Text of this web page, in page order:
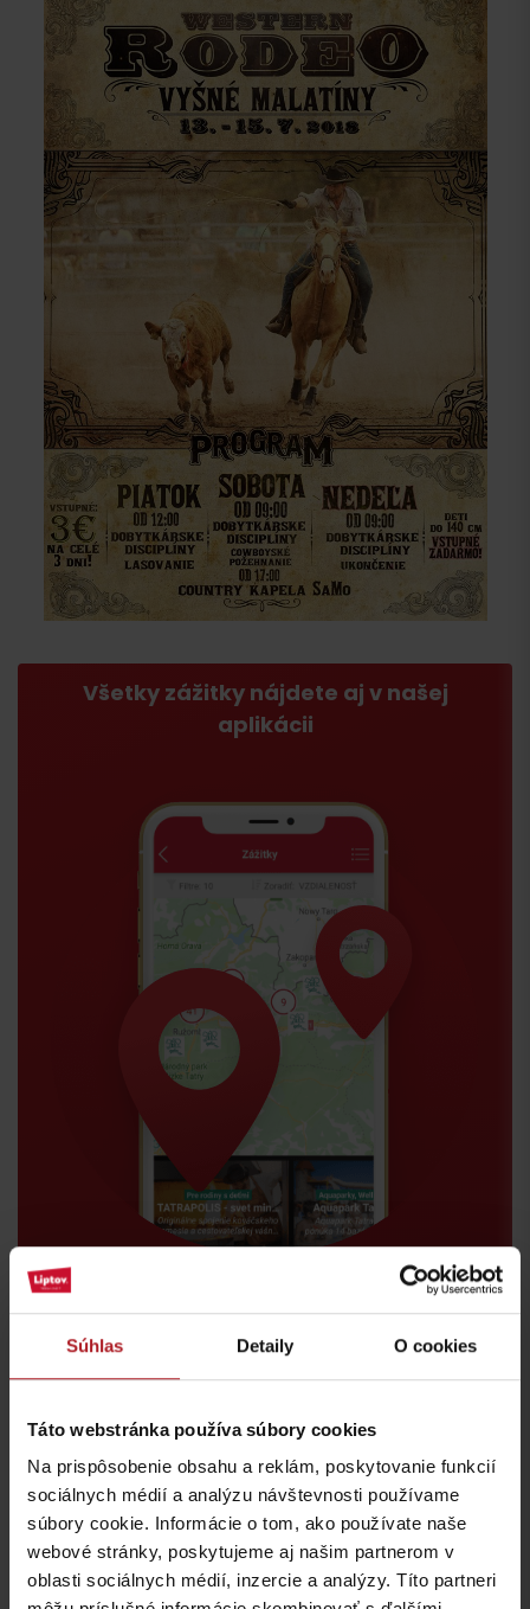
Súhlas Detaily O cookies
Táto webstránka používa súbory cookies
Na prispôsobenie obsahu a reklám, poskytovanie funkcií
sociálnych médií a analýzu návštevnosti používame
súbory cookie. Informácie o tom, ako používate naše
webové stránky, poskytujeme aj našim partnerom v
oblasti sociálnych médií, inzercie a analýzy. Títo partneri
Všetky zážitky nájdete aj v našej
aplikácii
Kde jesť a piť v blízkosti: